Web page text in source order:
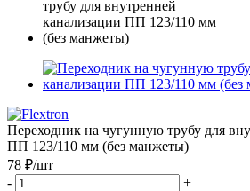
Переходник на чугунную трубу для
ПП 123/110 мм (без манжеты)
78 ₽/шт
-
+